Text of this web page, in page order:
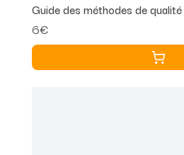
Guide des méthodes de qualité
6€